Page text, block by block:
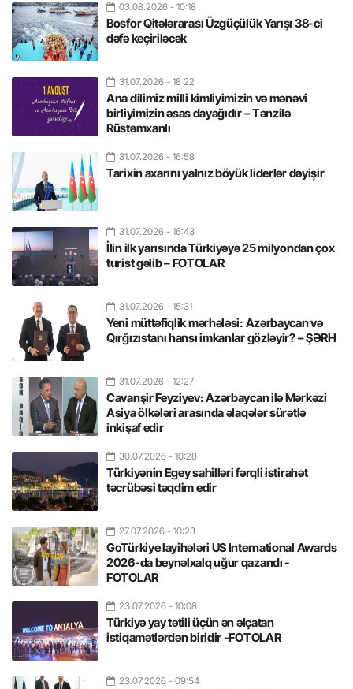
03.08.2026 - 10:18
Bosfor Qitələrarası Üzgüçülük Yarışı 38-ci
dəfə keçiriləcək
31.07.2026 - 18:22
Ana dilimiz milli kimliyimizin və mənəvi
birliyimizin əsas dayağıdır – Tənzilə
Rüstəmxanlı
31.07.2026 - 16:58
Tarixin axarını yalnız böyük liderlər dəyişir
31.07.2026 - 16:43
İlin ilk yarısında Türkiyəyə 25 milyondan çox
turist gəlib – FOTOLAR
31.07.2026 - 15:31
Yeni müttəfiqlik mərhələsi: Azərbaycan və
Qırğızıstanı hansı imkanlar gözləyir? – ŞƏRH
31.07.2026 - 12:27
Cavanşir Feyziyev: Azərbaycan ilə Mərkəzi
Asiya ölkələri arasında əlaqələr sürətlə
inkişaf edir
30.07.2026 - 10:28
Türkiyənin Egey sahilləri fərqli istirahət
təcrübəsi təqdim edir
27.07.2026 - 10:23
GoTürkiye layihələri US International Awards
2026-da beynəlxalq uğur qazandı -
FOTOLAR
23.07.2026 - 10:08
Türkiyə yay tətili üçün ən əlçatan
istiqamətlərdən biridir -FOTOLAR
23.07.2026 - 09:54